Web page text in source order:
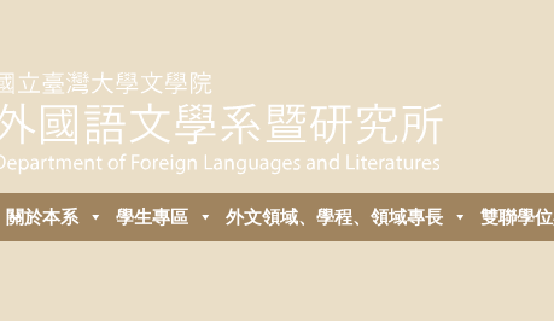
關於本系 學生專區 外⽂領域、學程、領域專長 雙聯學